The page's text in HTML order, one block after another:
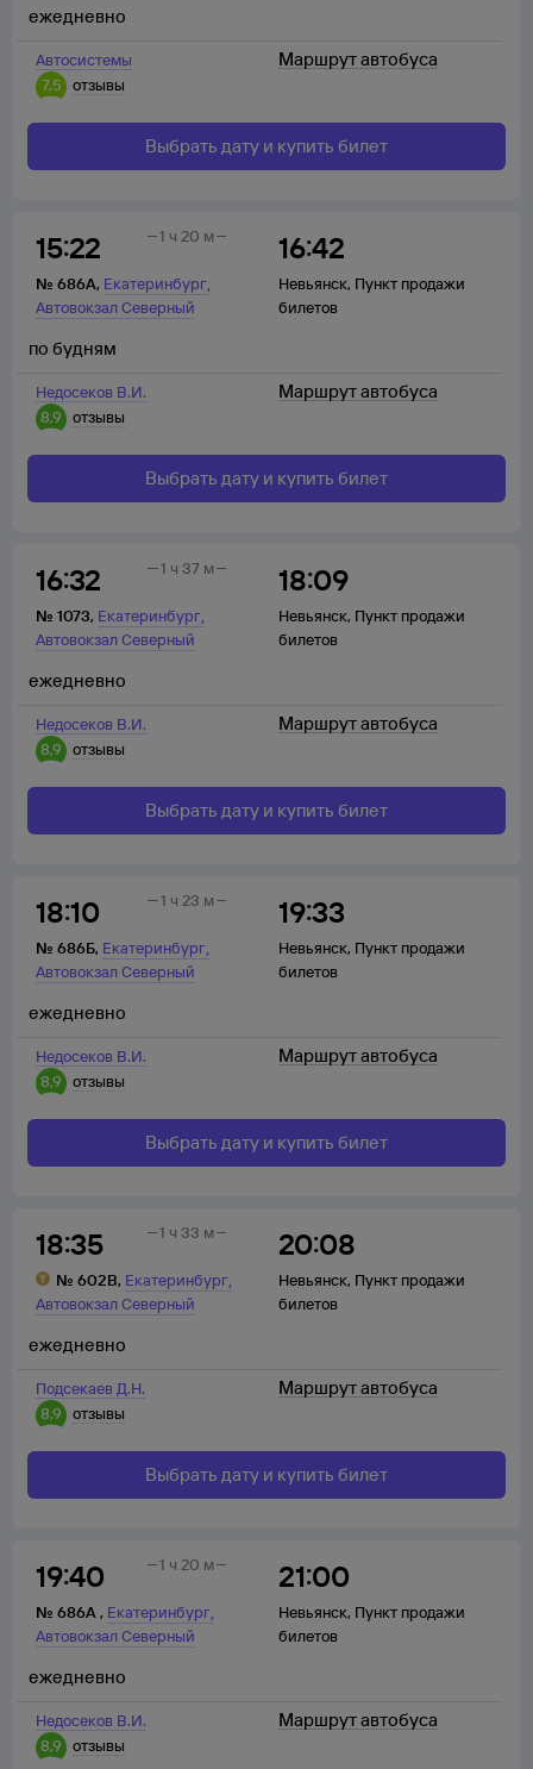
Автосистемы
7,5
отзывы
ежедневно
Маршрут автобуса
Выбрать дату и купить билет
15:22
№ 686А, Екатеринбург,
Автовокзал Северный
16:42
Невьянск, Пункт продажи
билетов
1 ч 20 м
Недосеков В.И.
8,9
отзывы
по будням
Маршрут автобуса
Выбрать дату и купить билет
16:32
№ 1073, Екатеринбург,
Автовокзал Северный
18:09
Невьянск, Пункт продажи
билетов
1 ч 37 м
Недосеков В.И.
8,9
отзывы
ежедневно
Маршрут автобуса
Выбрать дату и купить билет
18:10
№ 686Б, Екатеринбург,
Автовокзал Северный
19:33
Невьянск, Пункт продажи
билетов
1 ч 23 м
Недосеков В.И.
8,9
отзывы
ежедневно
Маршрут автобуса
Выбрать дату и купить билет
18:35
№ 602В, Екатеринбург,
Автовокзал Северный
20:08
Невьянск, Пункт продажи
билетов
1 ч 33 м
Подсекаев Д.Н.
8,9
отзывы
ежедневно
Маршрут автобуса
Выбрать дату и купить билет
19:40
№ 686А , Екатеринбург,
Автовокзал Северный
21:00
Невьянск, Пункт продажи
билетов
1 ч 20 м
Недосеков В.И.
8,9
отзывы
ежедневно
Маршрут автобуса